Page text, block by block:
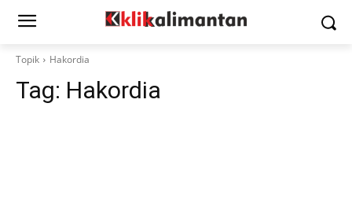
Topik Hakordia
Tag: Hakordia